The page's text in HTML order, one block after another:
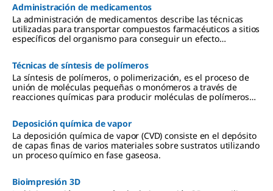
Administración de medicamentos
La administración de medicamentos describe las técnicas
utilizadas para transportar compuestos farmacéuticos a sitios
específicos del organismo para conseguir un efecto
Técnicas de síntesis de polímeros
La síntesis de polímeros, o polimerización, es el proceso de
unión de moléculas pequeñas o monómeros a través de
reacciones químicas para producir moléculas de polímeros
Deposición química de vapor
La deposición química de vapor (CVD) consiste en el depósito
de capas finas de varios materiales sobre sustratos utilizando
un proceso químico en fase gaseosa.
Bioimpresión 3D